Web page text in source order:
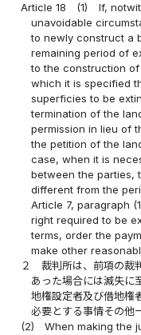
Article 18
(1)
If,
unavoidable
to newly construct a
remaining period of
to the construction
which it is specified
superficies to be
termination of the
permission in lieu of
the petition of the
case, when it is
between the parties,
different from the
Article 7, paragraph
right required to be
terms, order the
make other
２
裁判所は、前項の裁
あった場合には滅失に
地権設定者及び借地権
必要とする事情その他
(2)
When making the